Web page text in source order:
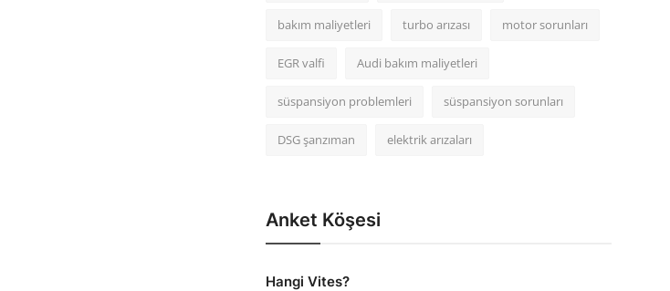
bakım maliyetleri turbo arızası motor sorunları
EGR valfi Audi bakım maliyetleri
süspansiyon problemleri süspansiyon sorunları
DSG şanzıman elektrik arızaları
Anket Köşesi
Hangi Vites?